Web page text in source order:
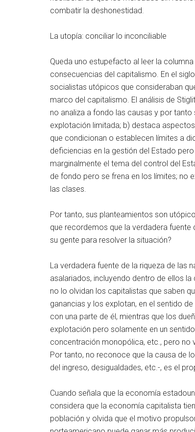
combatir la deshonestidad.
La utopía: conciliar lo inconciliable
Queda uno estupefacto al leer la
consecuencias del capitalismo. En el
socialistas utópicos que consideraban
marco del capitalismo. El análisis de
no analiza a fondo las causas y por
explotación limitada; b) destaca
que condicionan o establecen límites a
deficiencias en la gestión del Estado
marginalmente el tema del control del
de fondo pero se frena en los límites; no
las clases.
Por tanto, sus planteamientos son
que recordemos que la verdadera fuente
su gente para resolver la situación?
La verdadera fuente de la riqueza de las
asalariados, incluyendo dentro de ellos
no lo olvidan los capitalistas que saben
ganancias y los explotan, en el sentido
con una parte de él, mientras que los
explotación pero solamente en un
concentración monopólica, etc., pero no
Por tanto, no reconoce que la causa de
del ingreso, desigualdades, etc.-, es el
Cuando señala que la economía
considera que la economía capitalista
población y olvida que el motivo